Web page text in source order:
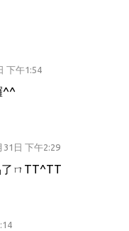
下午1:54
^^
31日 下午2:29
了ㄇTT^TT